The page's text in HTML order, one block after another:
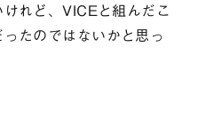
れど、VICEと組んだこ
たのではないかと思っ